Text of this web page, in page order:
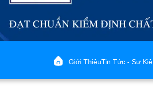
Giới ThiệuTin Tức - Sự